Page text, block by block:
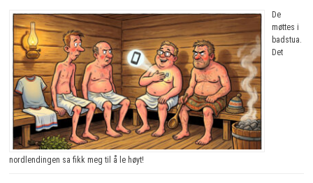
De
møttes i
badstua.
Det
nordlendingen sa fikk meg til å le høyt!